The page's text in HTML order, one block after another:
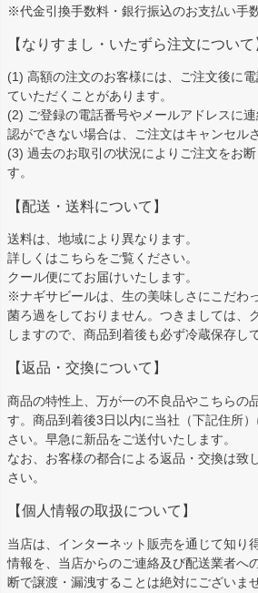
※代金引換手数料・銀行振込のお支払い手
【なりすまし・いたずら注文について
(1) 高額の注文のお客様には、ご注文後に
ていただくことがあります。
(2) ご登録の電話番号やメールアドレスに
認ができない場合は、ご注文はキャンセル
(3) 過去のお取引の状況によりご注文をお
す。
【配送・送料について】
送料は、地域により異なります。
詳しくはこちらをご覧ください。
クール便にてお届けいたします。
※ナギサビールは、生の美味しさにこだわ
菌ろ過をしておりません。つきましては、
しますので、商品到着後も必ず冷蔵保存し
【返品・交換について】
商品の特性上、万が一の不良品やこちらの
す。商品到着後3日以内に当社（下記住所
さい。早急に新品をご送付いたします。
なお、お客様の都合による返品・交換は致
さい。
【個人情報の取扱について】
当店は、インターネット販売を通じて知り
情報を、当店からのご連絡及び配送業者へ
断で譲渡・漏洩することは絶対にございませ